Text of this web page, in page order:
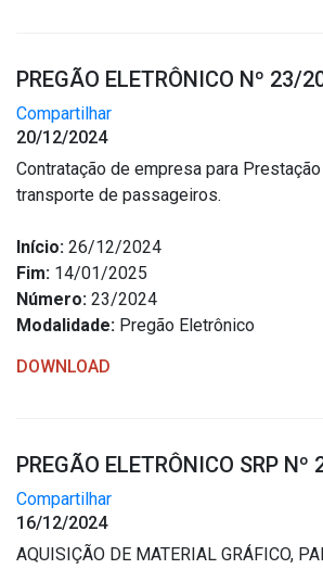
PREGÃO ELETRÔNICO Nº 23/
Compartilhar
20/12/2024
Contratação de empresa para
transporte de passageiros.
Início: 26/12/2024
Fim: 14/01/2025
Número: 23/2024
Modalidade: Pregão Eletrônico
DOWNLOAD
PREGÃO ELETRÔNICO SRP Nº
Compartilhar
16/12/2024
AQUISIÇÃO DE MATERIAL GRÁFICO,